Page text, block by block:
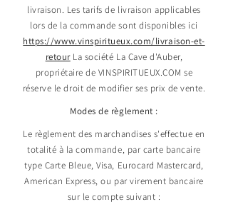
livraison. Les tarifs de livraison applicables
lors de la commande sont disponibles ici
https://www.vinspiritueux.com/livraison-et-
retourLa société La Cave d'Auber,
propriétaire de VINSPIRITUEUX.COM se
réserve le droit de modifier ses prix de vente.
Modes de règlement :
Le règlement des marchandises s'effectue en
totalité à la commande, par carte bancaire
type Carte Bleue, Visa, Eurocard Mastercard,
American Express, ou par virement bancaire
sur le compte suivant :